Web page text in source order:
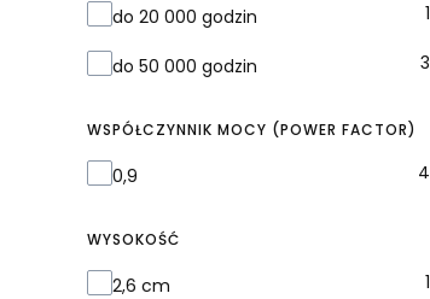
Żywotność
do 20 000 godzin 1
do 50 000 godzin 3
WSPÓŁCZYNNIK MOCY (POWER FACTOR)
Współczynnik mocy (Power Factor)
0,9 4
WYSOKOŚĆ
Wysokość
2,6 cm 1